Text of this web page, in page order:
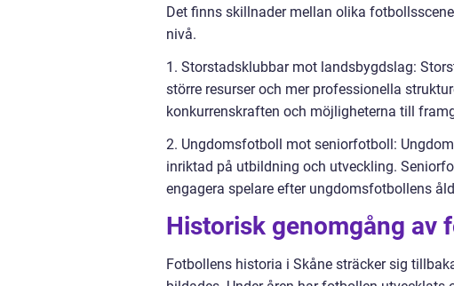
Det finns skillnader mellan olika
nivå.
1. Storstadsklubbar mot landsbygdslag:
större resurser och mer professionella
konkurrenskraften och möjligheterna till
2. Ungdomsfotboll mot seniorfotboll:
inriktad på utbildning och utveckling.
engagera spelare efter ungdomsfotbollens
Historisk genomgång av
Fotbollens historia i Skåne sträcker sig